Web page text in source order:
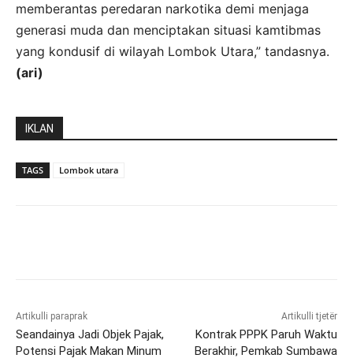
memberantas peredaran narkotika demi menjaga
generasi muda dan menciptakan situasi kamtibmas
yang kondusif di wilayah Lombok Utara,” tandasnya.
(ari)
IKLAN
TAGS Lombok utara
Artikulli paraprak
Seandainya Jadi Objek Pajak,
Potensi Pajak Makan Minum
Artikulli tjetër
Kontrak PPPK Paruh Waktu
Berakhir, Pemkab Sumbawa